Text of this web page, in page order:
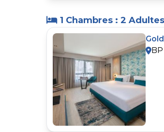
1 Chambres : 2